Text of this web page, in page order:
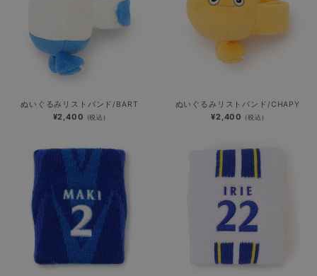
ぬいぐるみリストバンド/BART
¥2,400 (税込)
ぬいぐるみリストバンド/CHAPY
¥2,400 (税込)